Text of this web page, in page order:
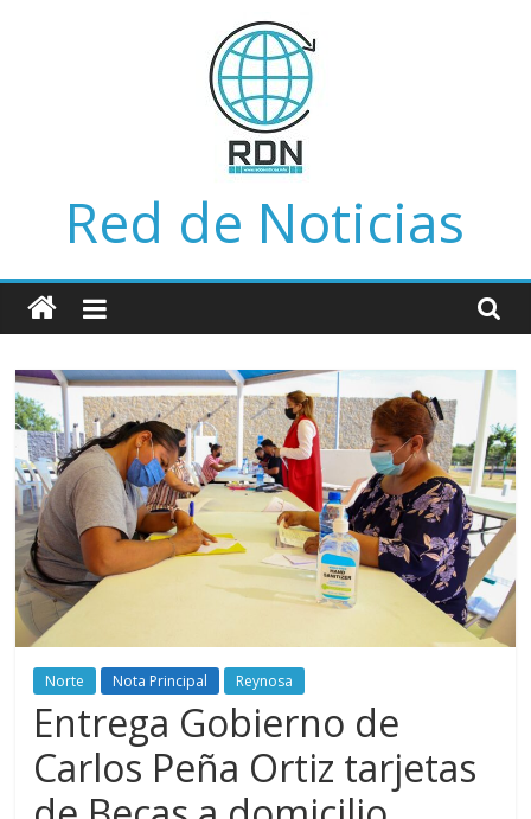
Red de Noticias
Norte Nota Principal Reynosa
Entrega Gobierno de
Carlos Peña Ortiz tarjetas